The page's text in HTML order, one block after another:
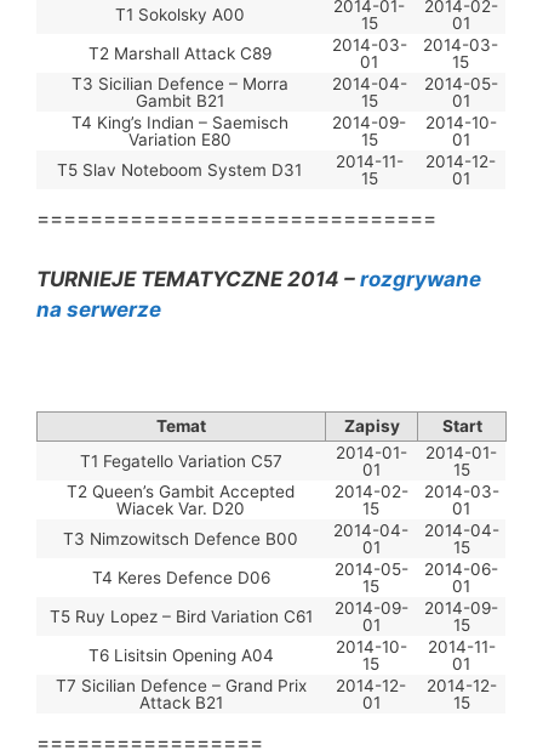
T1 Sokolsky A00
2014-01-
15
2014-02-
01
T2 Marshall Attack C89
2014-03-
01
2014-03-
15
T3 Sicilian Defence – Morra
Gambit B21
2014-04-
15
2014-05-
01
T4 King’s Indian – Saemisch
Variation E80
2014-09-
15
2014-10-
01
T5 Slav Noteboom System D31
2014-11-
15
2014-12-
01
==============================
TURNIEJE TEMATYCZNE 2014 – rozgrywane
na serwerze
Temat Zapisy
Start
T1 Fegatello Variation C57
2014-01-
01
2014-01-
15
T2 Queen’s Gambit Accepted
Wiacek Var. D20
2014-02-
15
2014-03-
01
T3 Nimzowitsch Defence B00
2014-04-
01
2014-04-
15
T4 Keres Defence D06
2014-05-
15
2014-06-
01
T5 Ruy Lopez – Bird Variation C61
2014-09-
01
2014-09-
15
T6 Lisitsin Opening A04
2014-10-
15
2014-11-
01
T7 Sicilian Defence – Grand Prix
Attack B21
2014-12-
01
2014-12-
15
=================